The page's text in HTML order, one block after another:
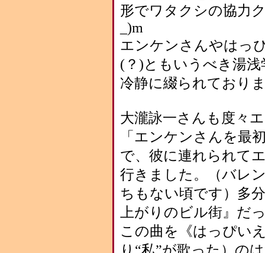
形でワタクシの協力
_)m
エンケンさんやはっ
(？)ともいうべき湯
冷静に綴られており
大瀧詠一さんも度々
「エンケンさんを最
で、彼に連れられて
行きました。（バレ
ちもない頃です）多
上がりのビル街』だ
この曲を《はっぴい